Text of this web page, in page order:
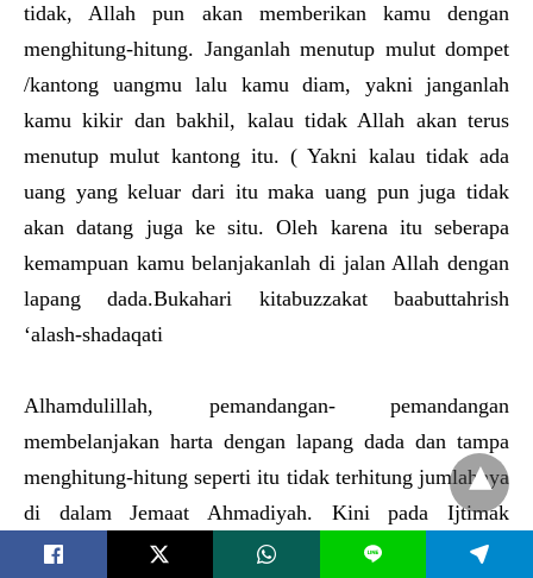
tidak, Allah pun akan memberikan kamu dengan
menghitung-hitung. Janganlah menutup mulut dompet
/kantong uangmu lalu kamu diam, yakni janganlah
kamu kikir dan bakhil, kalau tidak Allah akan terus
menutup mulut kantong itu. ( Yakni kalau tidak ada
uang yang keluar dari itu maka uang pun juga tidak
akan datang juga ke situ. Oleh karena itu seberapa
kemampuan kamu belanjakanlah di jalan Allah dengan
lapang dada.Bukahari kitabuzzakat baabuttahrish
‘alash-shadaqati
Alhamdulillah, pemandangan- pemandangan
membelanjakan harta dengan lapang dada dan tampa
menghitung-hitung seperti itu tidak terhitung jumlahnya
di dalam Jemaat Ahmadiyah. Kini pada Ijtimak
Khuddamul Ahmadiyah untuk kemudahan saya telah
L